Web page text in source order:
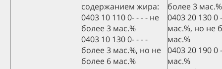
содержанием жира:
0403 10 110 0- - - - не
более 3 мас.%
0403 10 130 0- - - -
более 3 мас.%, но не
более 6 мас.%
более 3 мас.%
0403 20 130 0
мас.%, но не
мас.%
0403 20 190 0
мас.%